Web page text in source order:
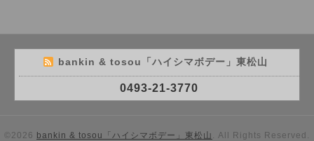
bankin & tosou「ハイシマボデー」東松山
0493-21-3770
©2026 bankin & tosou「ハイシマボデー」東松山 . All Rights Reserved.